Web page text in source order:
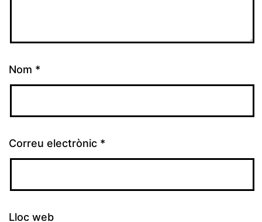
Nom *
Correu electrònic *
Lloc web